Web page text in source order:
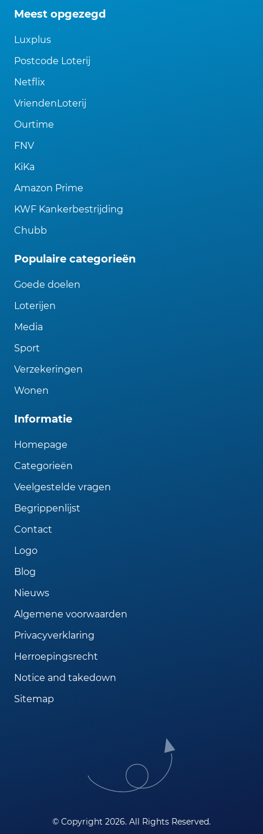
Meest opgezegd
Luxplus
Postcode Loterij
Netflix
VriendenLoterij
Ourtime
FNV
KiKa
Amazon Prime
KWF Kankerbestrijding
Chubb
Populaire categorieën
Goede doelen
Loterijen
Media
Sport
Verzekeringen
Wonen
Informatie
Homepage
Categorieën
Veelgestelde vragen
Begrippenlijst
Contact
Logo
Blog
Nieuws
Algemene voorwaarden
Privacyverklaring
Herroepingsrecht
Notice and takedown
Sitemap
© Copyright 2026. All Rights Reserved.